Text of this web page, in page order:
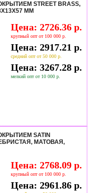
STREET BRASS,
ММ
Цена: 2726.36 р.
крупный опт от 100 000 р.
Цена: 2917.21 р.
средний опт от 50 000 р.
Цена: 3267.28 р.
мелкий опт от 10 000 р.
SATIN
МАТОВАЯ,
Цена: 2768.09 р.
крупный опт от 100 000 р.
Цена: 2961.86 р.